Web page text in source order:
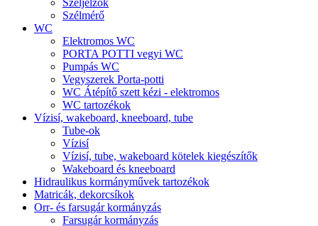
Széljelzők
Szélmérő
WC
Elektromos WC
PORTA POTTI vegyi WC
Pumpás WC
Vegyszerek Porta-potti
WC Átépítő szett kézi - elektromos
WC tartozékok
Vízisí, wakeboard, kneeboard, tube
Tube-ok
Vízisí
Vízisí, tube, wakeboard kötelek kiegészítők
Wakeboard és kneeboard
Hidraulikus kormányművek tartozékok
Matricák, dekorcsíkok
Orr- és farsugár kormányzás
Farsugár kormányzás